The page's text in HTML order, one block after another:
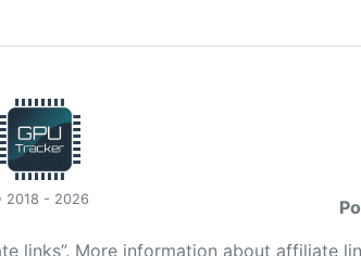
2018 - 2026
links”. More information about affiliate